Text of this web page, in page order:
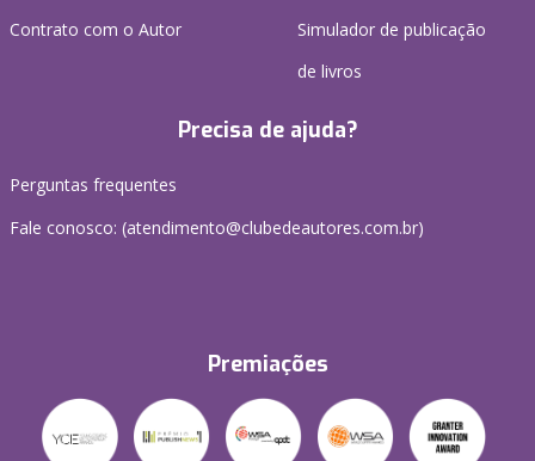
Contrato com o Autor
Simulador de publicação
de livros
Precisa de ajuda?
Perguntas frequentes
Fale conosco: (atendimento@clubedeautores.com.br)
Premiações